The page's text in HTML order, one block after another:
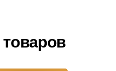
товаров